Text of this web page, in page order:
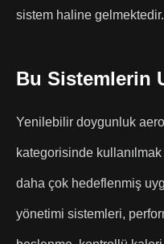
sistem haline gelmektedir.
Bu Sistemlerin
Yenilebilir doygunluk
kategorisinde kullanılmak
daha çok hedeflenmiş
yönetimi sistemleri,